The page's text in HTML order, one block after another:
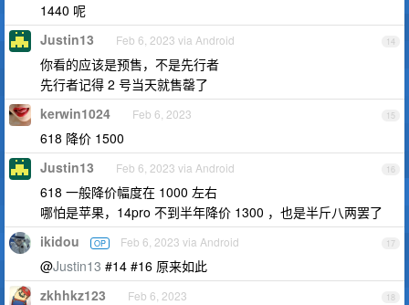
1440 呢
14
Justin13 Feb 6, 2023 via Android
你看的应该是预售，不是先行者
先行者记得 2 号当天就售罄了
15
kerwin1024 Feb 6, 2023
618 降价 1500
16
Justin13 Feb 6, 2023 via Android
618 一般降价幅度在 1000 左右
哪怕是苹果，14pro 不到半年降价 1300 ，也是半斤八两罢了
17
ikidou OP Feb 6, 2023 via Android
@Justin13 #14 #16 原来如此
18
zkhhkz123 Feb 6, 2023